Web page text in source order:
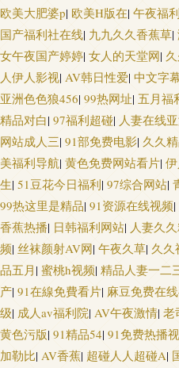
密臀 青娱乐三级 成人免费AA片 51
频 91日韩高清 超碰操操日 97超碰人
人蜜桃在线 青娱乐三级 国产草逼视
人人草 不卡伦理AV 大香蕉狼天天 成
人妖伪娘 国产三级片在线看 欧美日
日本高清视频va 亚洲色图第三页 国
院 黄色一区久久 韩国av网址网站 含
欧美大肥婆p| 欧美H版在| 午夜福
国产福利社在线| 九九久久香蕉草|
女午夜国产婷婷| 女人的天堂网|
人伊人影视| AV韩日性爱| 中文字
亚洲色色狼456| 99热网址| 五月福
精品对白| 97福利超碰| 人妻在线
网站成人三| 91部免费电影| 久久
美福利导航| 黄色免费网站看片|
生| 51豆花今日福利| 97综合网站|
99热这里是精品| 91资源在线视频|
香蕉热播| 日韩福利网站| 人妻久
频| 丝袜颜射AV网| 午夜久草| 久久
品五月 | 蜜桃h视频| 精品人妻一二
产| 91在線免費看片| 麻豆免费在
级| 成人av福利院| AV午夜激情| 老
黄色污版| 91精品54| 91免费热播
加勒比| AV香蕉| 超碰人人超碰A|